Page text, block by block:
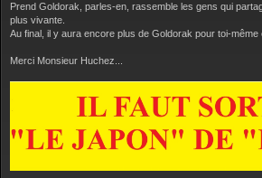
Prend Goldorak, parles-en, rassemble les gens qui
plus vivante.
Au final, il y aura encore plus de Goldorak pour toi-même
Merci Monsieur Huchez...